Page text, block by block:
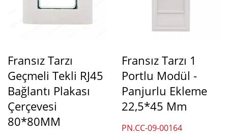
Fransız Tarzı
Geçmeli Tekli RJ45
Bağlantı Plakası
Çerçevesi
80*80MM
Fransız Tarzı 1
Portlu Modül -
Panjurlu Ekleme
22,5*45 Mm
PN.CC-09-00164